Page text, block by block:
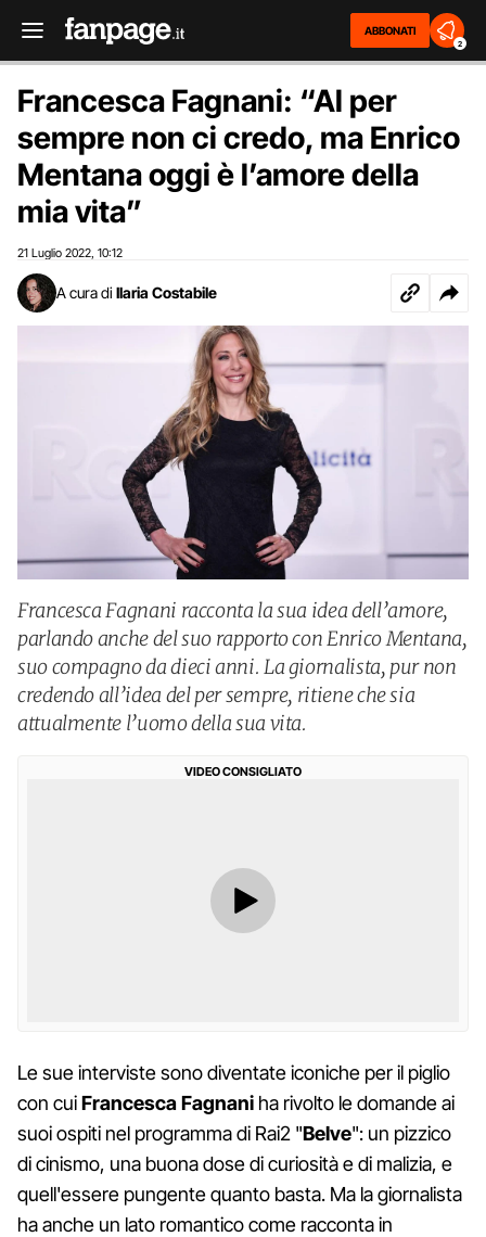
ABBONATI
2
Francesca Fagnani: “Al per
sempre non ci credo, ma Enrico
Mentana oggi è l’amore della
mia vita”
21 Luglio 2022 10:12
A cura di Ilaria Costabile
Francesca Fagnani racconta la sua idea dell’amore,
parlando anche del suo rapporto con Enrico Mentana,
suo compagno da dieci anni. La giornalista, pur non
credendo all’idea del per sempre, ritiene che sia
attualmente l’uomo della sua vita.
VIDEO CONSIGLIATO
Le sue interviste sono diventate iconiche per il piglio
con cuiFrancesca Fagnani ha rivolto le domande ai
suoi ospiti nel programma di Rai2 "Belve": un pizzico
di cinismo, una buona dose di curiosità e di malizia, e
quell'essere pungente quanto basta. Ma la giornalista
ha anche un lato romantico come racconta in